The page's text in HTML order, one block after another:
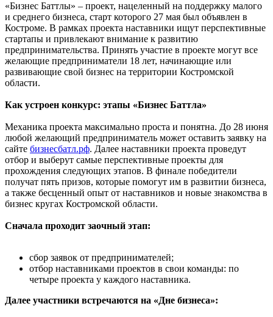
«Бизнес Баттлы» – проект, нацеленный на поддержку малого
и среднего бизнеса, старт которого 27 мая был объявлен в
Костроме. В рамках проекта наставники ищут перспективные
стартапы и привлекают внимание к развитию
предпринимательства. Принять участие в проекте могут все
желающие предприниматели 18 лет, начинающие или
развивающие свой бизнес на территории Костромской
области.
Как устроен конкурс: этапы «Бизнес Баттла»
Механика проекта максимально проста и понятна. До 28 июня
любой желающий предприниматель может оставить заявку на
сайте бизнесбатл.рф. Далее наставники проекта проведут
отбор и выберут самые перспективные проекты для
прохождения следующих этапов. В финале победители
получат пять призов, которые помогут им в развитии бизнеса,
а также бесценный опыт от наставников и новые знакомства в
бизнес кругах Костромской области.
Сначала проходит заочный этап:
сбор заявок от предпринимателей;
отбор наставниками проектов в свои команды: по
четыре проекта у каждого наставника.
Далее участники встречаются на «Дне бизнеса»: